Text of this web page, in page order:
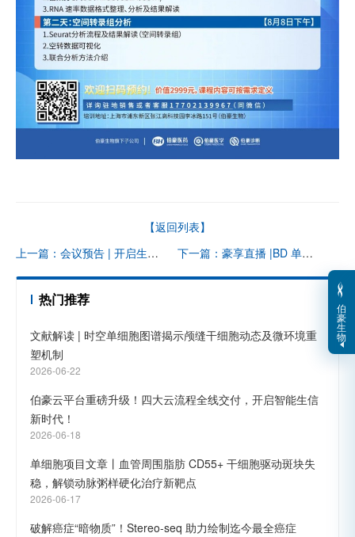
【返回列表】
上一篇：会议预告 | 开启生命全景视角：原位多组学技术研讨会暨 AVITI24™免费项目资助计划发布会
下一篇：豪享直播 |BD 单细胞 OMICS-One 蛋白组学开启免疫探索新篇章
热门推荐
文献解读 | 时空单细胞图谱揭示颅缝干细胞动态及微环境重
塑机制
2026-06-22
伯豪云平台重磅升级！四大云流程全线交付，开启智能生信
新时代！
2026-06-18
单细胞项目文章丨血管周围脂肪 CD55+ 干细胞驱动斑块失
稳，解锁动脉粥样硬化治疗新靶点
2026-06-17
破解癌症“暗物质”！Stereo-seq 助力绘制迄今最全癌症
伯
豪
生
物